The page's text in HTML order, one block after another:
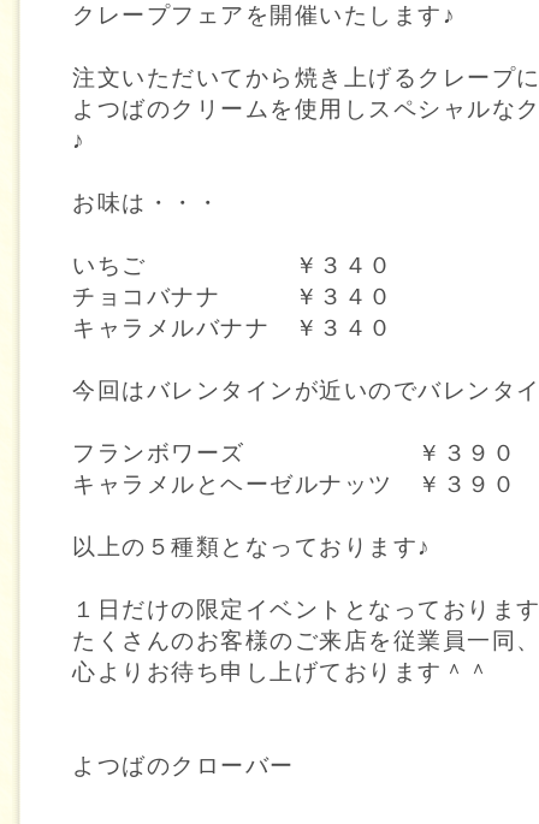
クレープフェアを開催いたします♪
注文いただいてから焼き上げるクレープ
よつばのクリームを使用しスペシャルな
♪
お味は・・・
いちご ￥３４０
チョコバナナ ￥３４０
キャラメルバナナ ￥３４０
今回はバレンタインが近いのでバレンタ
フランボワーズ ￥３９０
キャラメルとヘーゼルナッツ ￥３９０
以上の５種類となっております♪
１日だけの限定イベントとなっておりま
たくさんのお客様のご来店を従業員一同
心よりお待ち申し上げております＾＾
よつばのクローバー